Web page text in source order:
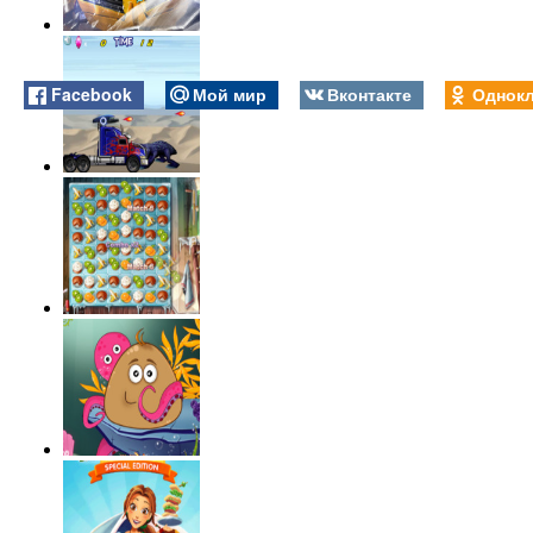
Facebook Мой мир Вконтакте